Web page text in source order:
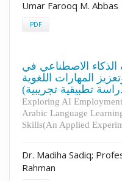
Umar Farooq M. Abbas
PDF
الاصطناعي في
المهارات اللغوية
تطبيقية تجريبية)
Exploring AI
Arabic Language
Skills(An Applied
Dr. Madiha Sadiq;
Rahman